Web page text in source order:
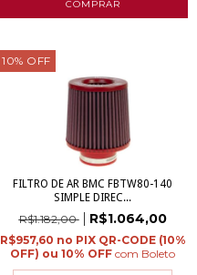
10% OFF
FILTRO DE AR BMC FBTW80-140
SIMPLE DIREC...
R$1.182,00 R$1.064,00
R$957,60
com Boleto